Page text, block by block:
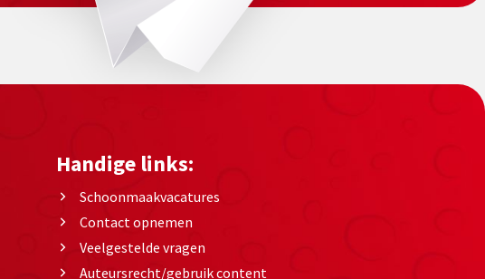
Handige links:
Schoonmaakvacatures
Contact opnemen
Veelgestelde vragen
Auteursrecht/gebruik content